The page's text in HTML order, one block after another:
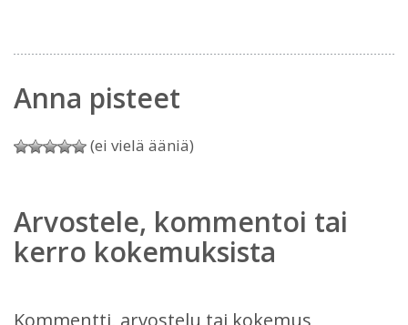
Anna pisteet
(ei vielä ääniä)
Arvostele, kommentoi tai
kerro kokemuksista
Kommentti, arvostelu tai kokemus